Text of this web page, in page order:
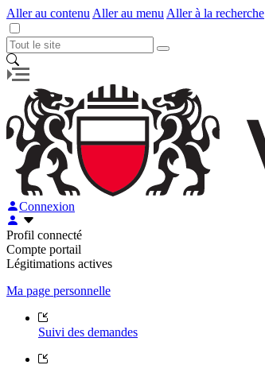
Aller au contenu Aller au menu Aller à la recherche
Connexion
Profil connecté
Compte portail
Légitimations actives
Ma page personnelle
Suivi des demandes